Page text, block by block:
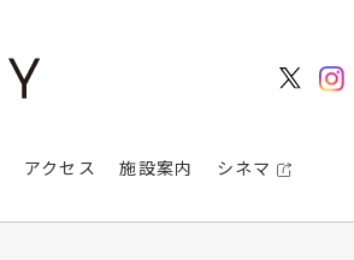
アクセス 施設案内 シネマ